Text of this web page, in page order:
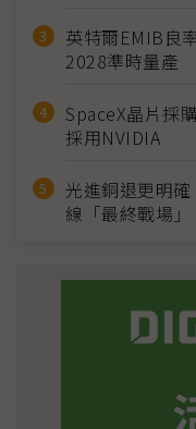
英特爾EMIB良
2028準時量產
SpaceX晶片採
採用NVIDIA
光進銅退更明
線「最終戰場」